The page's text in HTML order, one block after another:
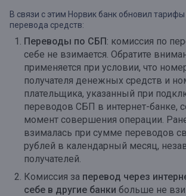
В связи с этим Норвик банк обновил тарифы
перевода средств:
Переводы по СБП: комиссия по
себе не взимается. Обратите
применяется при условии, что
получателя денежных средств и
плательщика, указанный при
переводов СБП в интернет-банке,
момент совершения операции.
взималась при сумме переводов
рублей в календарный месяц,
получателей.
Комиссия за перевод через
себе в другие банки больше не